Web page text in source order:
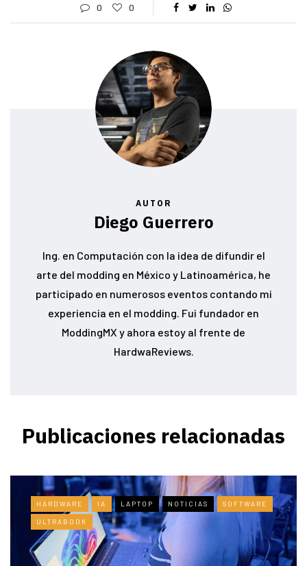
0 0
AUTOR
Diego Guerrero
Ing. en Computación con la idea de difundir el
arte del modding en México y Latinoamérica, he
participado en numerosos eventos contando mi
experiencia en el modding. Fui fundador en
ModdingMX y ahora estoy al frente de
HardwaReviews.
Publicaciones relacionadas
HARDWARE IA LAPTOP NOTICIAS SOFTWARE
ULTRABOOK